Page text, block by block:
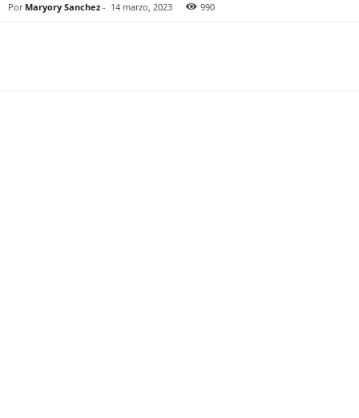
Por Maryory Sanchez - 14 marzo, 2023 990